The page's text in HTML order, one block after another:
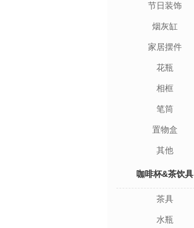
节日装饰
烟灰缸
家居摆件
花瓶
相框
笔筒
置物盒
其他
咖啡杯&茶饮具
茶具
水瓶